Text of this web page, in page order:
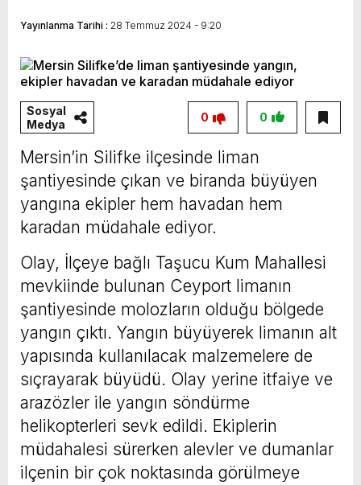
Sayın Vahap Seçer’i makamında ziyaret ettik.
ilişkin birçok konuda fikir alışverişinde
geçireceğimiz çalışmalar üzerine verimli bir
görüşme gerçekleştirdik. Nazik ev sahipliği ve
kıymetli değerlendirmeleri için Başkanımız
Vahap Seçer
Yayınlanma Tarihi : 28 Temmuz 2024 - 9:20
Sosyal
Medya
0
0
Mersin’in Silifke ilçesinde liman
şantiyesinde çıkan ve biranda büyüyen
yangına ekipler hem havadan hem
karadan müdahale ediyor.
Olay, İlçeye bağlı Taşucu Kum Mahallesi
mevkiinde bulunan Ceyport limanın
şantiyesinde molozların olduğu bölgede
yangın çıktı. Yangın büyüyerek limanın alt
yapısında kullanılacak malzemelere de
sıçrayarak büyüdü. Olay yerine itfaiye ve
arazözler ile yangın söndürme
helikopterleri sevk edildi. Ekiplerin
müdahalesi sürerken alevler ve dumanlar
ilçenin bir çok noktasında görülmeye